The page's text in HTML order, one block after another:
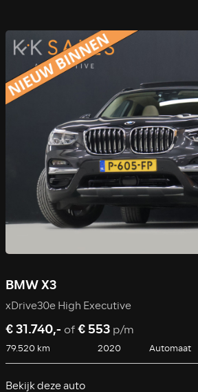
BMW X3
xDrive30e High Executive
€ 31.740,- of€ 553 p/m
79.520 km 2020 Automaat
Bekijk deze auto